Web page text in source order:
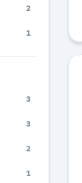
2
1
3
3
2
1